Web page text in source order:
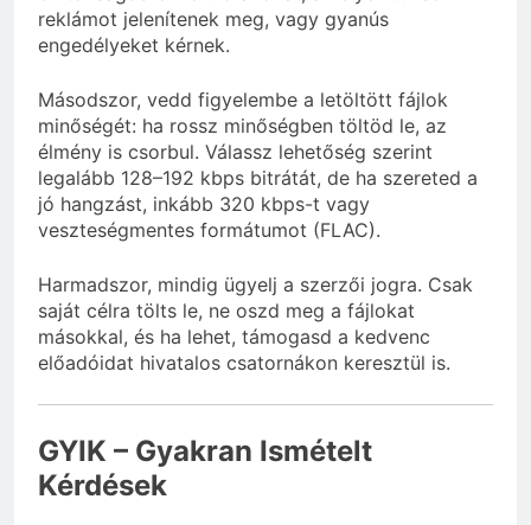
reklámot jelenítenek meg, vagy gyanús
engedélyeket kérnek.
Másodszor, vedd figyelembe a letöltött fájlok
minőségét: ha rossz minőségben töltöd le, az
élmény is csorbul. Válassz lehetőség szerint
legalább 128–192 kbps bitrátát, de ha szereted a
jó hangzást, inkább 320 kbps-t vagy
veszteségmentes formátumot (FLAC).
Harmadszor, mindig ügyelj a szerzői jogra. Csak
saját célra tölts le, ne oszd meg a fájlokat
másokkal, és ha lehet, támogasd a kedvenc
előadóidat hivatalos csatornákon keresztül is.
GYIK – Gyakran Ismételt
Kérdések